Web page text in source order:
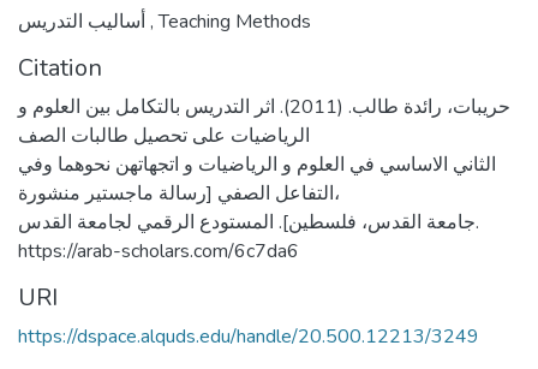
,Teaching Methods
Citation
حريبات، رائدة طالب. (2011). اثر التدريس بالتكامل بين العلوم و
الرياضيات على تحصيل طالبات الصف
الثاني الاساسي في العلوم و الرياضيات و اتجهاتهن نحوهما وفي
التفاعل الصفي [رسالة ماجستير منشورة،
جامعة القدس، فلسطين]. المستودع الرقمي لجامعة القدس.
https://arab-scholars.com/6c7da6
URI
https://dspace.alquds.edu/handle/20.500.12213/3249